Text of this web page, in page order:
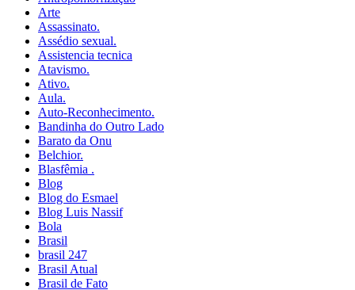
Arte
Assassinato.
Assédio sexual.
Assistencia tecnica
Atavismo.
Ativo.
Aula.
Auto-Reconhecimento.
Bandinha do Outro Lado
Barato da Onu
Belchior.
Blasfêmia .
Blog
Blog do Esmael
Blog Luis Nassif
Bola
Brasil
brasil 247
Brasil Atual
Brasil de Fato